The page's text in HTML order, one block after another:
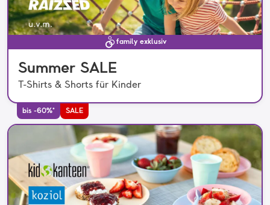
family exklusiv
Summer SALE
T-Shirts & Shorts für Kinder
bis -60%* SALE